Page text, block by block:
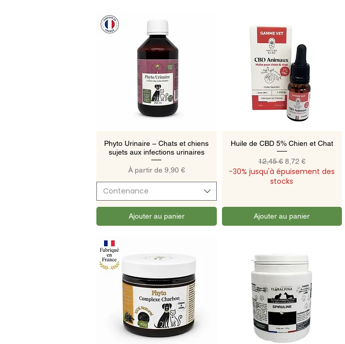
Aperçu rapide
Phyto Urinaire – Chats et chiens
sujets aux infections urinaires
À partir de 9,90 €
Prix promotionnel
Contenance
Ajouter au panier
Aperçu rapide
Huile de CBD 5% Chien et Chat
Prix original
12,45 € Prix promotionnel
8,72 €
-30% jusqu'à épuisement des
stocks
Ajouter au panier